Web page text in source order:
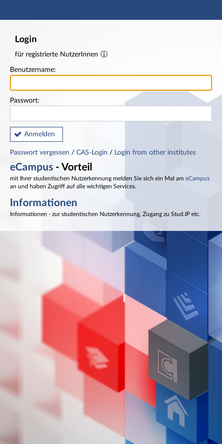
Hauptnavigation
Login
für registrierte NutzerInnen
Benutzername:
Passwort:
Anmelden
Passwort vergessen / CAS-Login / Login from other institutes
eCampus - Vorteil
mit Ihrer studentischen Nutzerkennung melden Sie sich ein Mal am eCampus
an und haben Zugriff auf alle wichtigen Services.
Informationen
Informationen - zur studentischen Nutzerkennung, Zugang zu Stud.IP etc.